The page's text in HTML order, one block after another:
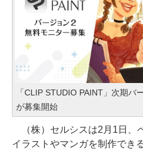
「CLIP STUDIO PAINT」次期バ
が募集開始
（株）セルシスは2月1日、
イラストやマンガを制作でき